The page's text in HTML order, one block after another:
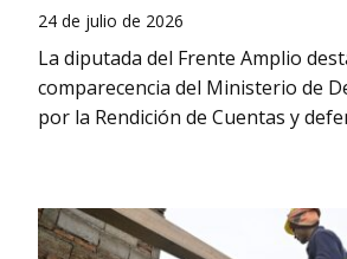
24 de julio de 2026
La diputada del Frente Amplio
comparecencia del Ministerio de
por la Rendición de Cuentas y